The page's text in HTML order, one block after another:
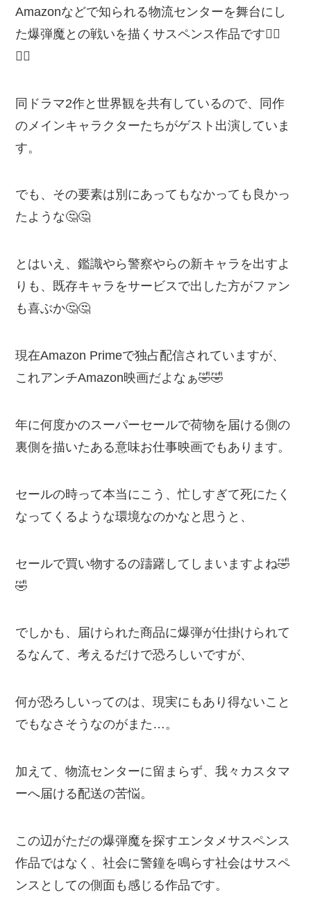
Amazonなどで知られる物流センターを舞台にし
た爆弾魔との戦いを描くサスペンス作品です💁‍♂️
💁‍♂️
同ドラマ2作と世界観を共有しているので、同作
のメインキャラクターたちがゲスト出演していま
す。
でも、その要素は別にあってもなかっても良かっ
たような🤔🤔
とはいえ、鑑識やら警察やらの新キャラを出すよ
りも、既存キャラをサービスで出した方がファン
も喜ぶか🤔🤔
現在Amazon Primeで独占配信されていますが、
これアンチAmazon映画だよなぁ🤣🤣
年に何度かのスーパーセールで荷物を届ける側の
裏側を描いたある意味お仕事映画でもあります。
セールの時って本当にこう、忙しすぎて死にたく
なってくるような環境なのかなと思うと、
セールで買い物するの躊躇してしまいますよね🤣
🤣
でしかも、届けられた商品に爆弾が仕掛けられて
るなんて、考えるだけで恐ろしいですが、
何が恐ろしいってのは、現実にもあり得ないこと
でもなさそうなのがまた…。
加えて、物流センターに留まらず、我々カスタマ
ーへ届ける配送の苦悩。
この辺がただの爆弾魔を探すエンタメサスペンス
作品ではなく、社会に警鐘を鳴らす社会はサスペ
ンスとしての側面も感じる作品です。